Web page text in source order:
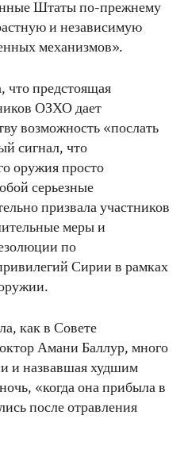
Штаты по-прежнему
и независимую
механизмов».
что предстоящая
ОЗХО дает
возможность «послать
сигнал, что
оружия просто
серьезные
призвала участников
меры и
по
Сирии в рамках
как в Совете
Амани Баллур, много
и назвавшая худшим
«когда она прибыла в
после отравления